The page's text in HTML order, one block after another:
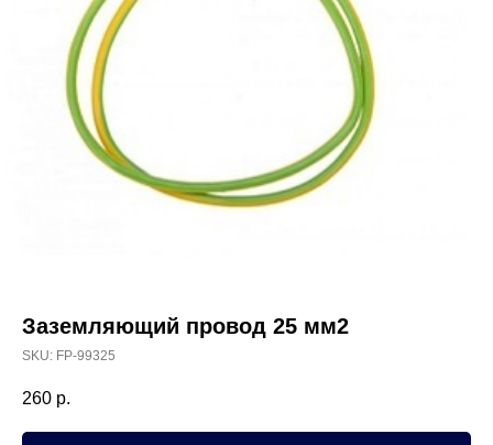
Заземляющий провод 25 мм2
SKU: FP-99325
260 р.